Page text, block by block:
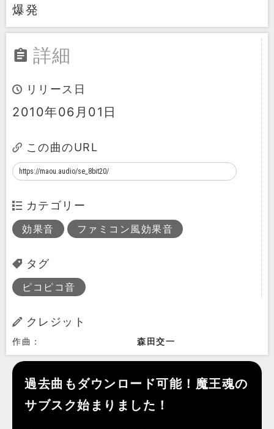
爆発
詳細
リリース日
2010年06月01日
この曲のURL
カテゴリー
効果音 ファミコン風効果音
タグ
ピコピコ音
クレジット
作曲： 森田交一
過去曲もダウンロード可能！魔王魂の
サブスク始まりました！